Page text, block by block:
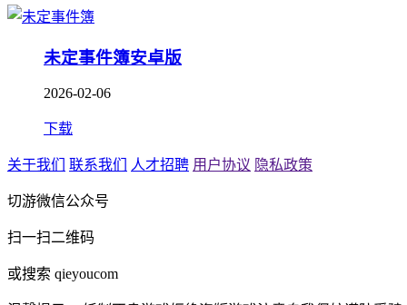
未定事件簿安卓版
2026-02-06
下载
关于我们 联系我们 人才招聘 用户协议 隐私政策
切游微信公众号
扫一扫二维码
或搜索 qieyoucom